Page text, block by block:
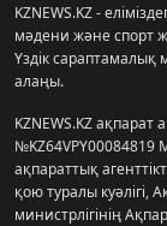
KZNEWS.KZ -
мәдени және спорт
Үздік
алаңы.
KZNEWS.KZ ақпарат
№KZ64VPY00084819
ақпараттық
қою туралы куәлігі,
министрлігінің